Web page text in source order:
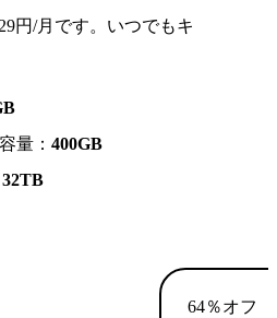
円/月です。いつでもキ
量： 400GB
32TB
64％オフ